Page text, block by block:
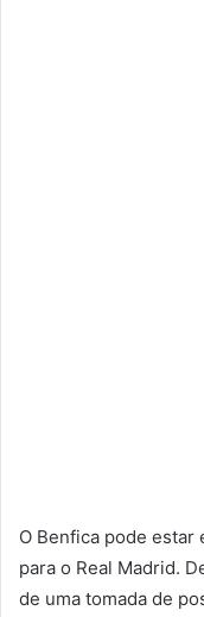
O Benfica pode
para o Real Madrid.
de uma tomada de